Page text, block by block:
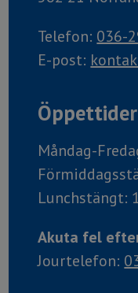
Telefon: 036-
E-post:
Måndag-
Lunchstängt:
Akuta fel
Jourtelefon: